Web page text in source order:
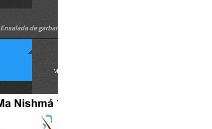
Ensalada de garbanzos con tomate
MÁS INFORMACIÓN